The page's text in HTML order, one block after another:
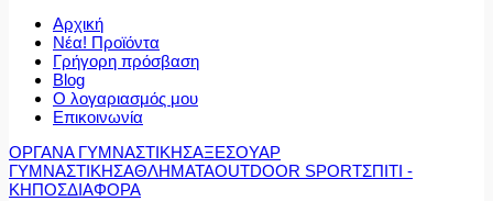
Αρχική
Νέα! Προϊόντα
Γρήγορη πρόσβαση
Blog
Ο λογαριασμός μου
Επικοινωνία
ΟΡΓΑΝΑ ΓΥΜΝΑΣΤΙΚΗΣΑΞΕΣΟΥΑΡ
ΓΥΜΝΑΣΤΙΚΗΣΑΘΛΗΜΑΤΑOUTDOOR SPORTΣΠΙΤΙ -
ΚΗΠΟΣΔΙΑΦΟΡΑ